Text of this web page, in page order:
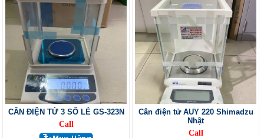
CÂN ĐIỆN TỬ 3 SỐ LẺ GS-323N
Call
Cân điện tử AUY 220 Shimadzu
Nhật
Call